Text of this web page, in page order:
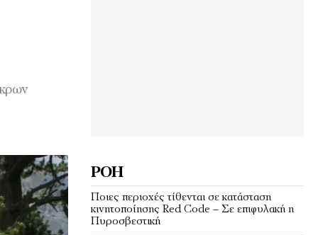
ΡΟΉ
Ποιες περιοχές τίθενται σε κατάσταση
κινητοποίησης Red Code – Σε επιφυλακή η
Πυροσβεστική